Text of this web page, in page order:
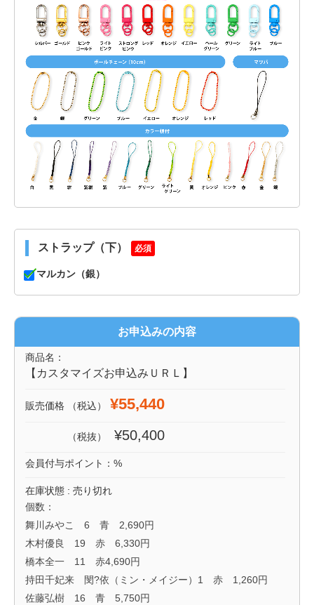
ストラップ（下） 必須
マルカン（銀）
お申込みの内容
商品名：
【カスタマイズお申込みＵＲＬ】
販売価格 （税込） ¥55,440
（税抜） ¥50,400
会員付与ポイント： %
在庫状態 : 売り切れ
個数：
舞川みやこ 6 青 2,690円
木村優良 19 赤 6,330円
橋本全一 11 赤4,690円
持田千妃来 閔?依（ミン・メイジー）1 赤 1,260円
佐藤弘樹 16 青 5,750円